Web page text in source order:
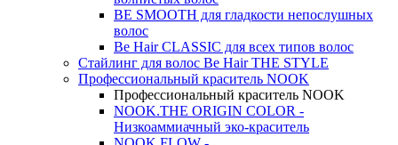
BE SMOOTH для гладкости непослушных
волос
Be Hair CLASSIC для всех типов волос
Стайлинг для волос Be Hair THE STYLE
Профессиональный краситель NOOK
Профессиональный краситель NOOK
NOOK.THE ORIGIN COLOR -
Низкоаммиачный эко-краситель